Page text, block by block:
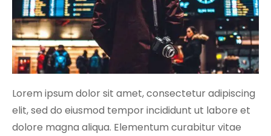
Lorem ipsum dolor sit amet, consectetur adipiscing
elit, sed do eiusmod tempor incididunt ut labore et
dolore magna aliqua. Elementum curabitur vitae